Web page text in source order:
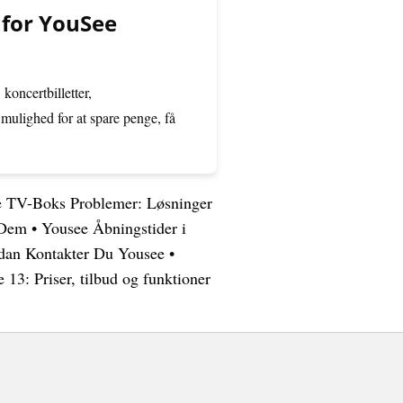
YouSee
for at spare penge, få
TV-Boks Problemer: Løsninger
• Yousee Åbningstider i
Kontakter Du Yousee •
13: Priser, tilbud og funktioner